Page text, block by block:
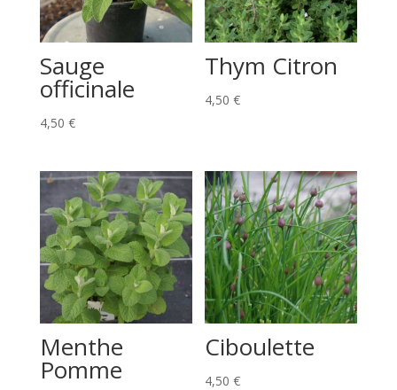
Sauge
officinale
4,50 €
Thym Citron
4,50€
Menthe
Pomme
Ciboulette
4,50€